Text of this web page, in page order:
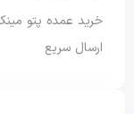
خرید عمده پتو
ارسال سریع